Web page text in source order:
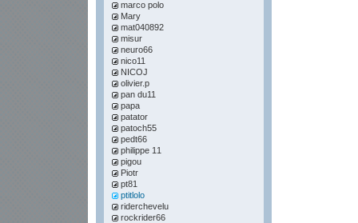
marco polo
Mary
mat040892
misur
neuro66
nico11
NICOJ
olivier.p
pan du11
papa
patator
patoch55
pedt66
philippe 11
pigou
Piotr
pt81
ptitlolo
riderchevelu
rockrider66